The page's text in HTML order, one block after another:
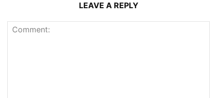
LEAVE A REPLY